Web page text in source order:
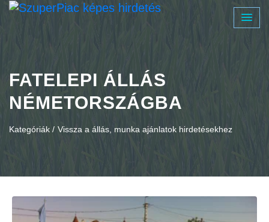
FATELEPI ÁLLÁS
NÉMETORSZÁGBA
Kategóriák / Vissza a állás, munka ajánlatok hirdetésekhez